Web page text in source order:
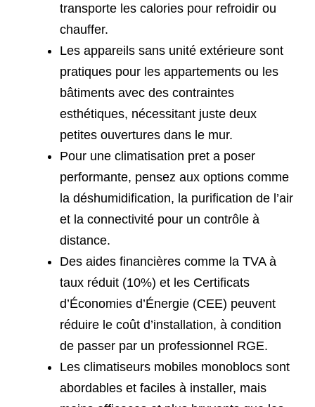
transporte les calories pour refroidir ou
chauffer.
Les appareils sans unité extérieure sont
pratiques pour les appartements ou les
bâtiments avec des contraintes
esthétiques, nécessitant juste deux
petites ouvertures dans le mur.
Pour une climatisation pret a poser
performante, pensez aux options comme
la déshumidification, la purification de l’air
et la connectivité pour un contrôle à
distance.
Des aides financières comme la TVA à
taux réduit (10%) et les Certificats
d’Économies d’Énergie (CEE) peuvent
réduire le coût d’installation, à condition
de passer par un professionnel RGE.
Les climatiseurs mobiles monoblocs sont
abordables et faciles à installer, mais